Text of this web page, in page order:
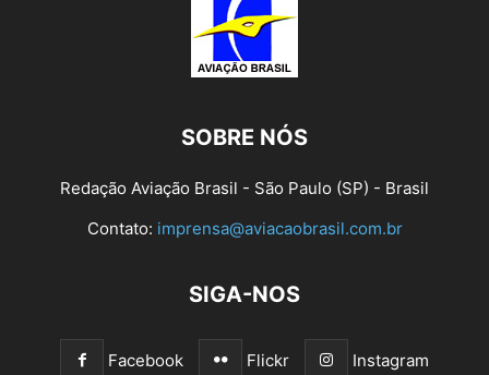
SOBRE NÓS
Redação Aviação Brasil - São Paulo (SP) - Brasil
Contato: imprensa@aviacaobrasil.com.br
SIGA-NOS
Facebook Flickr Instagram